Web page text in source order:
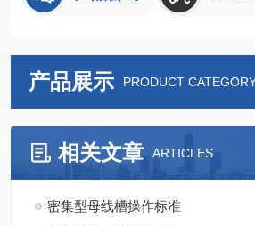
产品展示 PRODUCT
相关文章 ARTICLES
密集型母线槽操作标准